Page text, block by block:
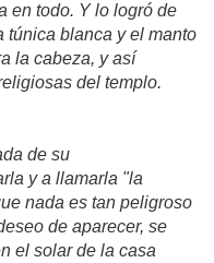
en todo. Y lo logró de
túnica blanca y el manto
la cabeza, y así
del templo.
de su
y a llamarla "la
nada es tan peligroso
de aparecer, se
el solar de la casa